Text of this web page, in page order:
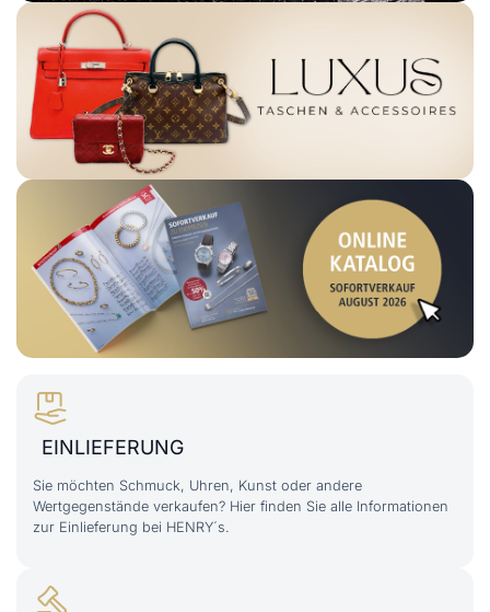
EINLIEFERUNG
Sie möchten Schmuck, Uhren, Kunst oder andere
Wertgegenstände verkaufen? Hier finden Sie alle Informationen
zur Einlieferung bei HENRY´s.